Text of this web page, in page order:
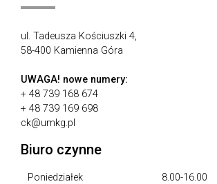
ul. Tadeusza Kościuszki 4,
58-400 Kamienna Góra
UWAGA! nowe numery:
+ 48 739 168 674
+ 48 739 169 698
ck@umkg.pl
Biuro czynne
Poniedziałek 8.00-16.00